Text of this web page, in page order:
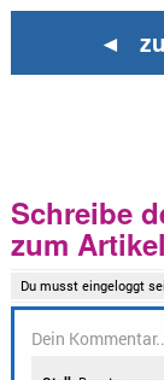
◄
Schreibe
zum Artikel